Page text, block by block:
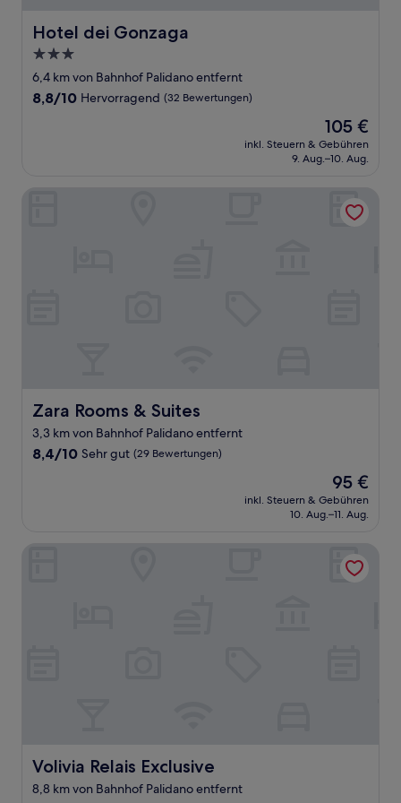
Hotel dei Gonzaga
Hotel dei Gonzaga
3.0-
Sterne-
Unterkunft
6,4 km von Bahnhof Palidano entfernt
8.8
8,8/10 Hervorragend (32 Bewertungen)
Der
Preis
beträgt
105 €
inkl. Steuern & Gebühren
9. Aug.–10. Aug.
Zara Rooms & Suites
Zara Rooms & Suites
3,3 km von Bahnhof Palidano entfernt
8.4
Bewertungen)
8,4/10 Sehr gut (29 Bewertungen)
Der
Preis
beträgt
95 €
inkl. Steuern & Gebühren
10. Aug.–11. Aug.
Volivia Relais Exclusive
Volivia Relais Exclusive
8,8 km von Bahnhof Palidano entfernt